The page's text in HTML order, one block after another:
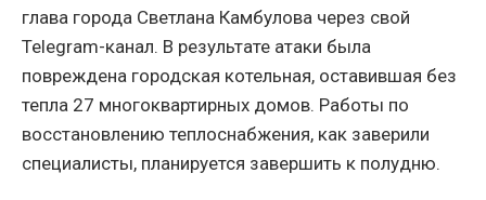
глава города Светлана Камбулова через свой
Telegram-канал. В результате атаки была
повреждена городская котельная, оставившая без
тепла 27 многоквартирных домов. Работы по
восстановлению теплоснабжения, как заверили
специалисты, планируется завершить к полудню.